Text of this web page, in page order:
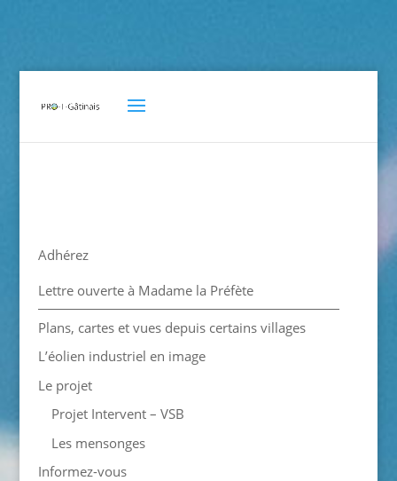
Adhérez
Lettre ouverte à Madame la Préfète
Plans, cartes et vues depuis certains villages
L’éolien industriel en image
Le projet
Projet Intervent – VSB
Les mensonges
Informez-vous